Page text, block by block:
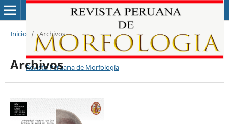
Revista Peruana de Morfología
Inicio / Archivos
Archivos